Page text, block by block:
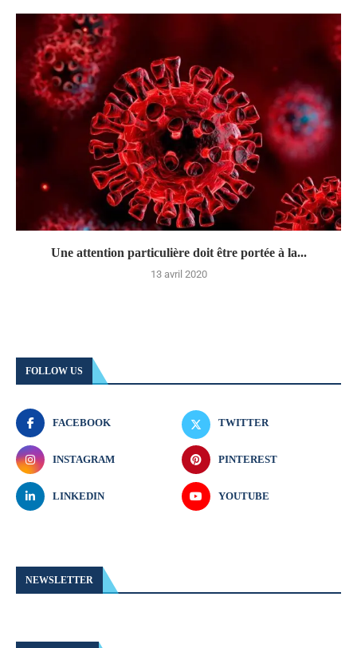
Une attention particulière doit être portée à la...
13 avril 2020
FOLLOW US
FACEBOOK TWITTER
INSTAGRAM PINTEREST
LINKEDIN YOUTUBE
NEWSLETTER